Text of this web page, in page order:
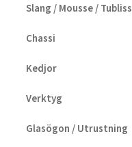
Slang / Mousse / Tubliss
Chassi
Kedjor
Verktyg
Glasögon / Utrustning